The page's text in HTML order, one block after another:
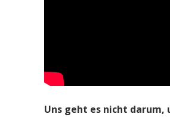
Uns geht es nicht darum,